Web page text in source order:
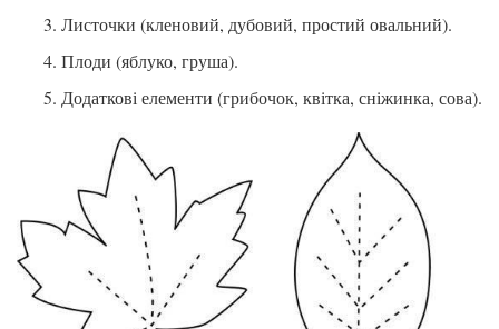
Листочки (кленовий, дубовий, простий овальний).
Плоди (яблуко, груша).
Додаткові елементи (грибочок, квітка, сніжинка, сова).